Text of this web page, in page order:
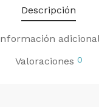
Descripción
Valoraciones 0